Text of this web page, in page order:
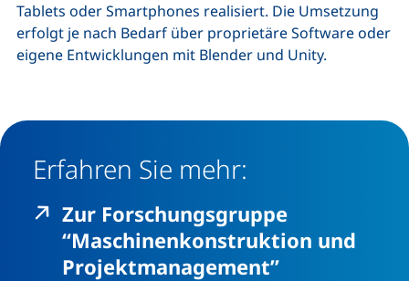
Tablets oder Smartphones realisiert. Die Umsetzung
erfolgt je nach Bedarf über proprietäre Software oder
eigene Entwicklungen mit Blender und Unity.
Erfahren Sie mehr:
Zur Forschungsgruppe
“Maschinenkonstruktion und
Projektmanagement”(externer